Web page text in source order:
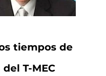
tiempos de
T-MEC